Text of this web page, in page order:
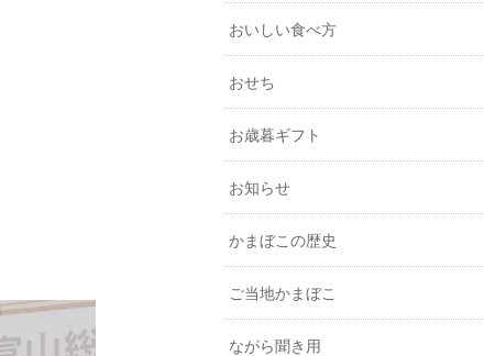
おいしい食べ方
おせち
お歳暮ギフト
お知らせ
かまぼこの歴史
ご当地かまぼこ
ながら聞き用